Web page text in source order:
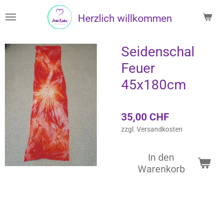
Hauptinhalt
Herzlich willkommen
Seidenschal
Feuer
45x180cm
35,00 CHF
zzgl. Versandkosten
In den
Warenkorb